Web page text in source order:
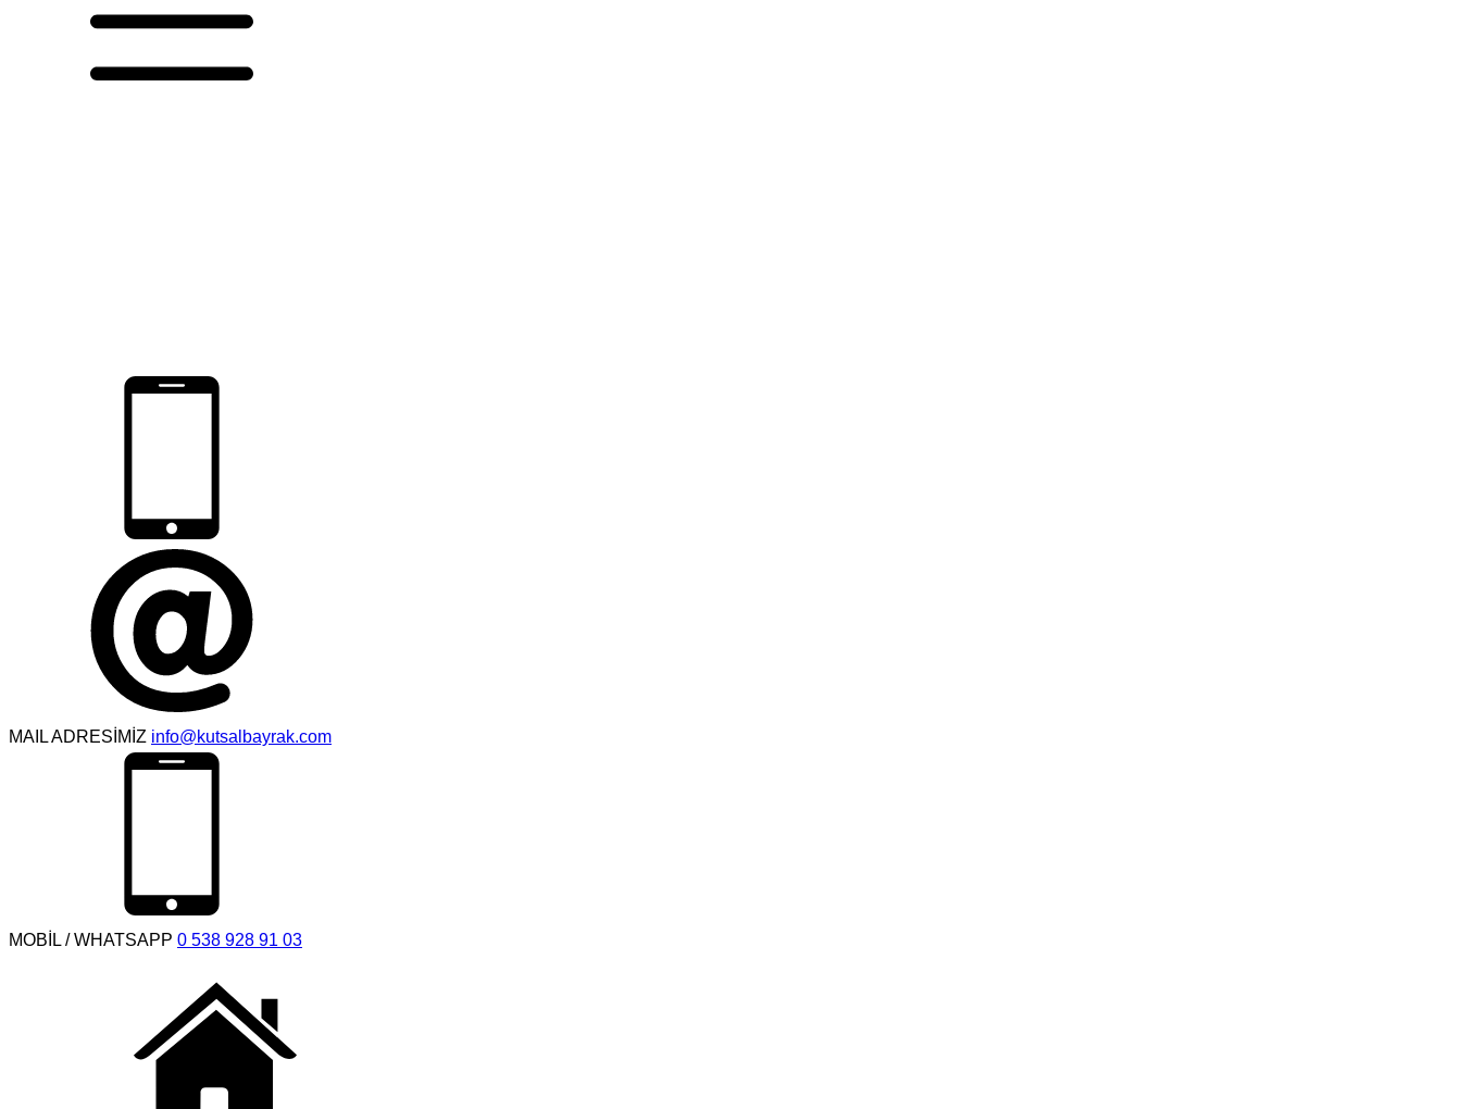
MAIL ADRESİMİZ info@kutsalbayrak.com
MOBİL / WHATSAPP 0 538 928 91 03